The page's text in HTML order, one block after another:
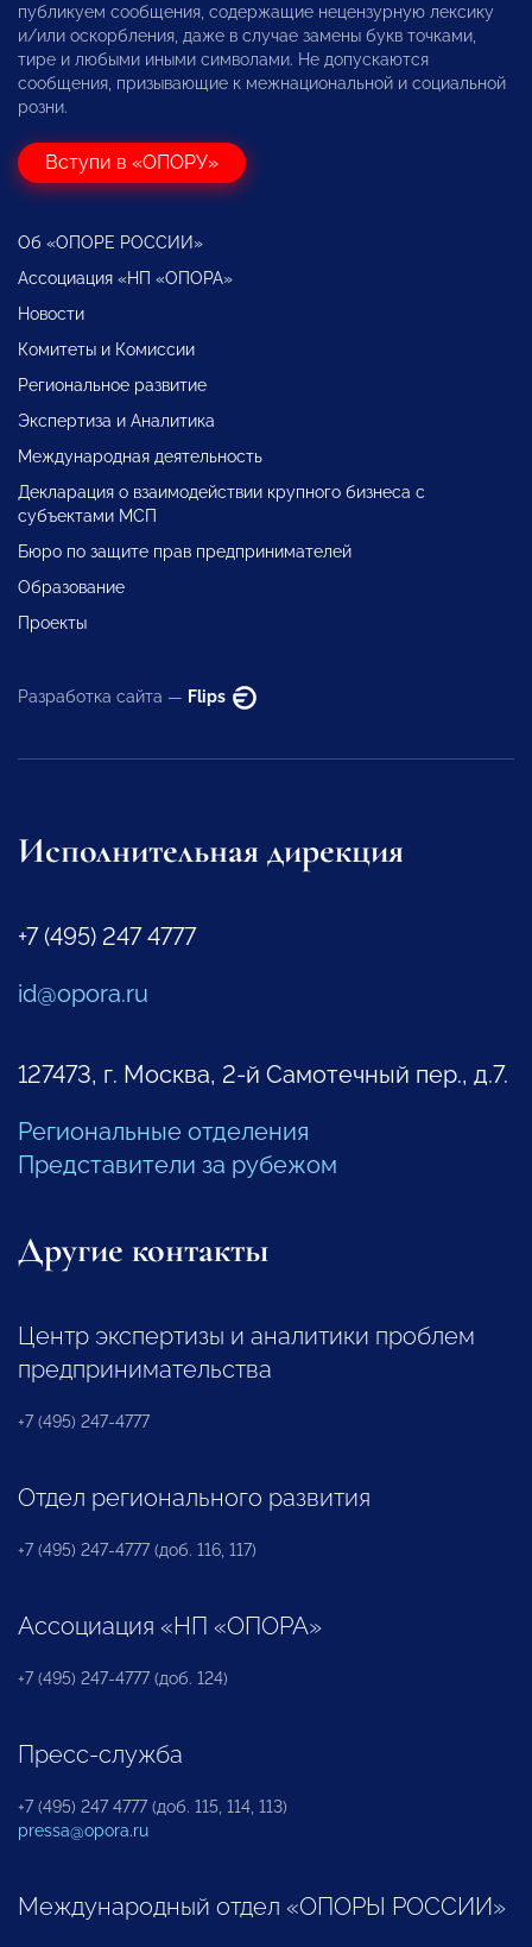
публикуем сообщения, содержащие нецензурную лексику
и/или оскорбления, даже в случае замены букв точками,
тире и любыми иными символами. Не допускаются
сообщения, призывающие к межнациональной и социальной
розни.
Вступи в «ОПОРУ»
Об «ОПОРЕ РОССИИ»
Ассоциация «НП «ОПОРА»
Новости
Комитеты и Комиссии
Региональное развитие
Экспертиза и Аналитика
Международная деятельность
Декларация о взаимодействии крупного бизнеса с
субъектами МСП
Бюро по защите прав предпринимателей
Образование
Проекты
Разработка сайта — Flips
Исполнительная дирекция
+7 (495) 247 4777
id@opora.ru
127473, г. Москва, 2-й Самотечный пер., д.7.
Региональные отделения
Представители за рубежом
Другие контакты
Центр экспертизы и аналитики проблем
предпринимательства
+7 (495) 247-4777
Отдел регионального развития
+7 (495) 247-4777 (доб. 116, 117)
Ассоциация «НП «ОПОРА»
+7 (495) 247-4777 (доб. 124)
Пресс-служба
+7 (495) 247 4777 (доб. 115, 114, 113)
pressa@opora.ru
Международный отдел «ОПОРЫ РОССИИ»